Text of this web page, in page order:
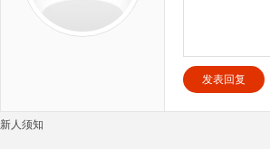
发表回复
新人须知